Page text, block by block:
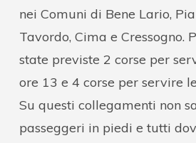
nei Comuni di Bene Lario,
Tavordo, Cima e Cressogno.
state previste 2 corse per
ore 13 e 4 corse per servire
Su questi collegamenti non
passeggeri in piedi e tutti